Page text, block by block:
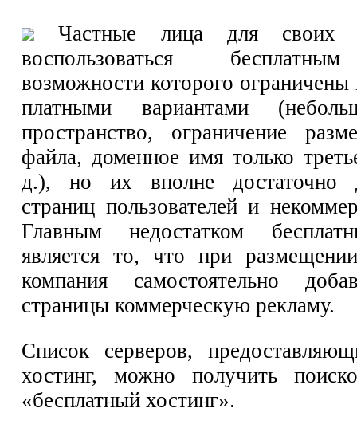
Частные лица для своих
воспользоваться
возможности которого
платными вариантами
пространство, ограничение
файла, доменное имя только
д.), но их вполне достаточно
страниц пользователей и
Главным недостатком
является то, что при
компания самостоятельно
страницы коммерческую рекламу.
Список серверов,
хостинг, можно получить
«бесплатный хостинг».